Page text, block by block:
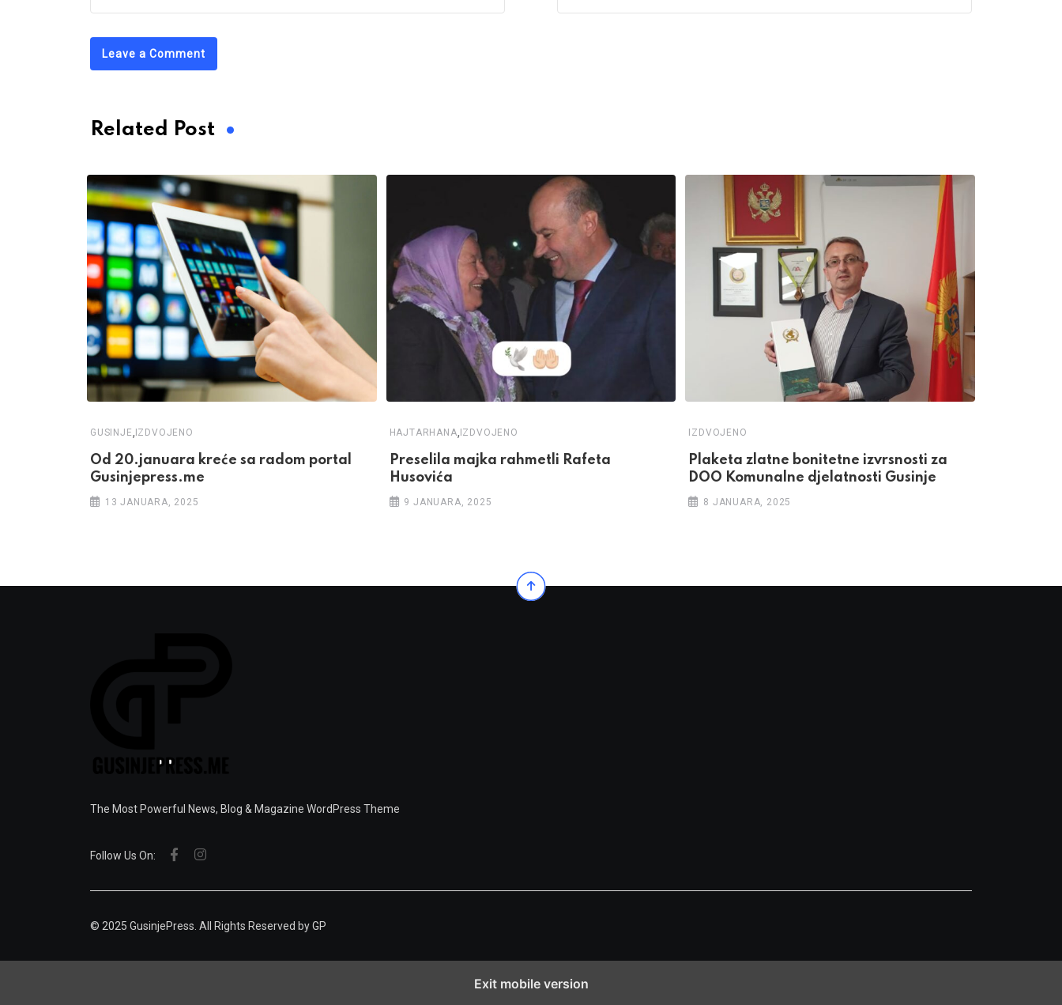
Leave a Comment
Related Post
GUSINJE,IZDVOJENO
Od 20.januara kreće sa radom portal
Gusinjepress.me
13 JANUARA, 2025
HAJTARHANA,IZDVOJENO
Preselila majka rahmetli Rafeta
Husovića
9 JANUARA, 2025
IZDVOJENO
Plaketa zlatne bonitetne izvrsnosti za
DOO Komunalne djelatnosti Gusinje
8 JANUARA, 2025
The Most Powerful News, Blog & Magazine WordPress Theme
Follow Us On:
© 2025 GusinjePress. All Rights Reserved byGP
Exit mobile version